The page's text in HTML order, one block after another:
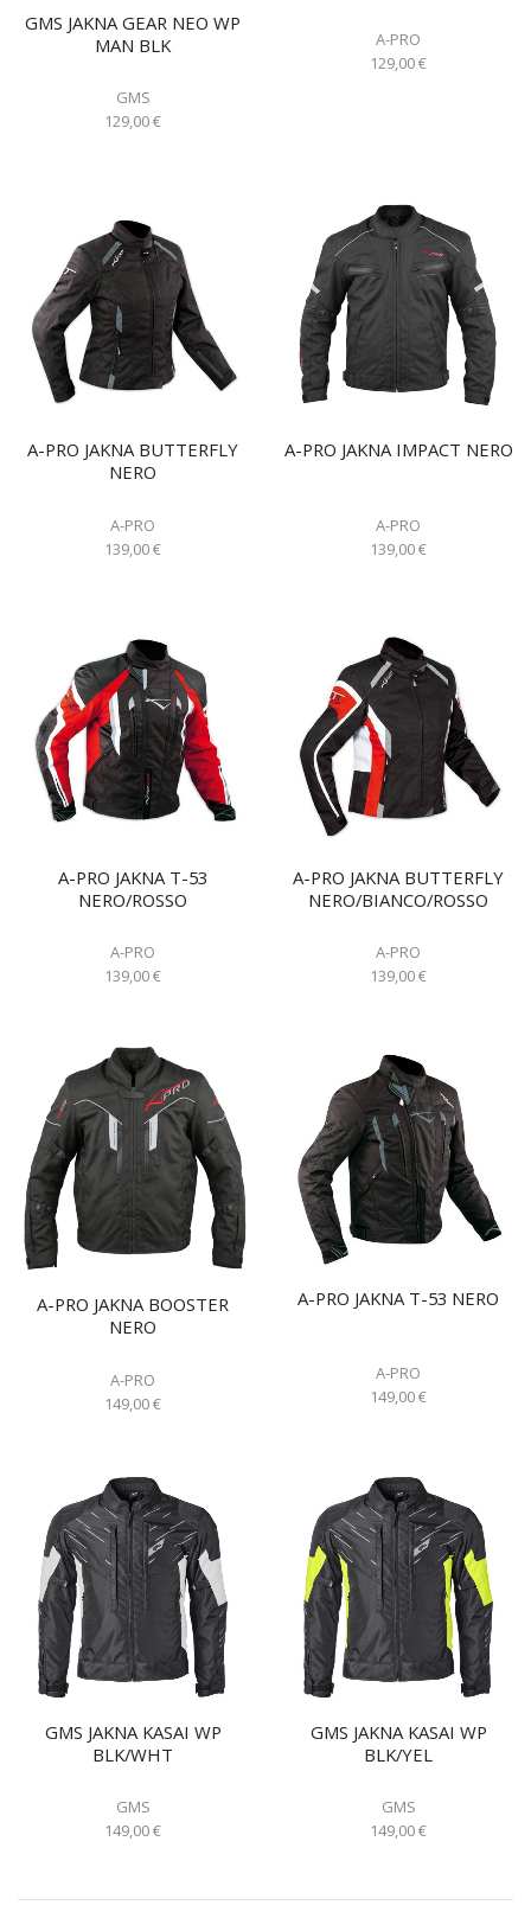
GMS JAKNA GEAR NEO WP
MAN BLK
GMS
129,00€
A-PRO
129,00€
A-PRO JAKNA BUTTERFLY
NERO
A-PRO
139,00€
A-PRO JAKNA IMPACT NERO
A-PRO
139,00€
A-PRO JAKNA T-53
NERO/ROSSO
A-PRO
139,00€
A-PRO JAKNA BUTTERFLY
NERO/BIANCO/ROSSO
A-PRO
139,00€
A-PRO JAKNA BOOSTER
NERO
A-PRO
149,00€
A-PRO JAKNA T-53 NERO
A-PRO
149,00€
GMS JAKNA KASAI WP
BLK/WHT
GMS
149,00€
GMS JAKNA KASAI WP
BLK/YEL
GMS
149,00€